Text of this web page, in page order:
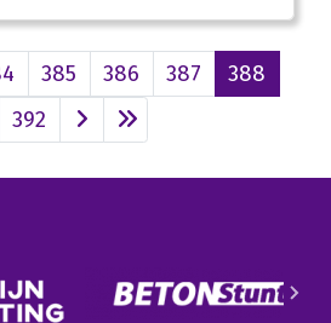
385 386 387
388
392